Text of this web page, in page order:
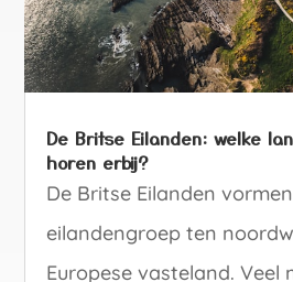
De Britse Eilanden: welke
horen erbij?
De Britse Eilanden
eilandengroep ten
Europese vasteland. Veel